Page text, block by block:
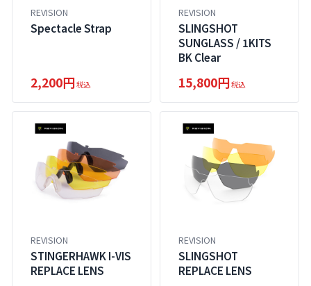
REVISION
Spectacle Strap
2,200円税込
REVISION
SLINGSHOT
SUNGLASS / 1KITS
BK Clear
15,800円税込
REVISION
STINGERHAWK I-VIS
REPLACE LENS
REVISION
SLINGSHOT
REPLACE LENS